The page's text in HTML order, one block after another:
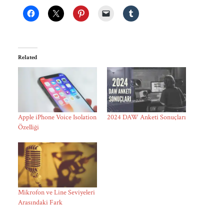
Related
Apple iPhone Voice Isolation
Özelliği
2024 DAW Anketi Sonuçları
Mikrofon ve Line Seviyeleri
Arasındaki Fark